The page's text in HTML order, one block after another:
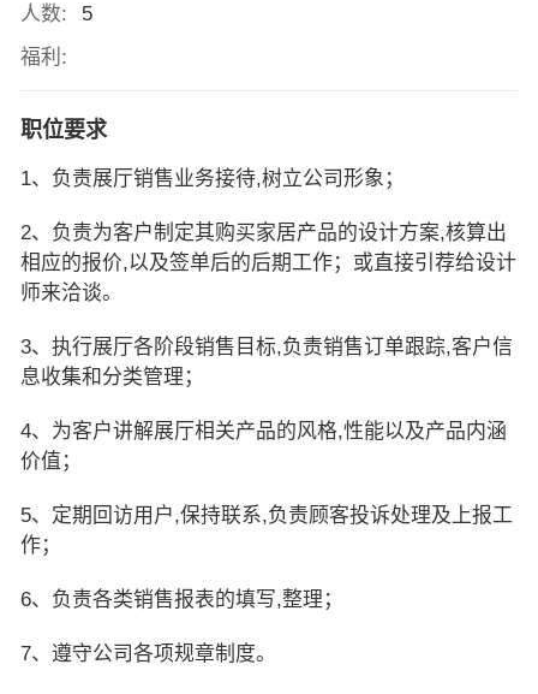
人数:
5
福利:
职位要求
1、负责展厅销售业务接待,树立公司形象；
2、负责为客户制定其购买家居产品的设计方案,核算出
相应的报价,以及签单后的后期工作；或直接引荐给设计
师来洽谈。
3、执行展厅各阶段销售目标,负责销售订单跟踪,客户信
息收集和分类管理；
4、为客户讲解展厅相关产品的风格,性能以及产品内涵
价值；
5、定期回访用户,保持联系,负责顾客投诉处理及上报工
作；
6、负责各类销售报表的填写,整理；
7、遵守公司各项规章制度。